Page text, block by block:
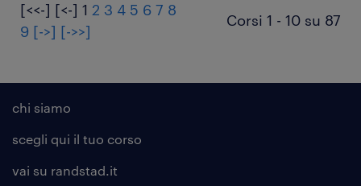
[<<-] [<-] 1 2 3 4 5 6 7 8
9 [->] [->>]
Corsi 1 - 10 su 87
chi siamo
scegli qui il tuo corso
vai su randstad.it